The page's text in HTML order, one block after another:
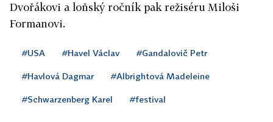
Dvořákovi a loňský ročník pak režiséru Miloši
Formanovi.
#USA #Havel Václav #Gandalovič Petr
#Havlová Dagmar #Albrightová Madeleine
#Schwarzenberg Karel #festival